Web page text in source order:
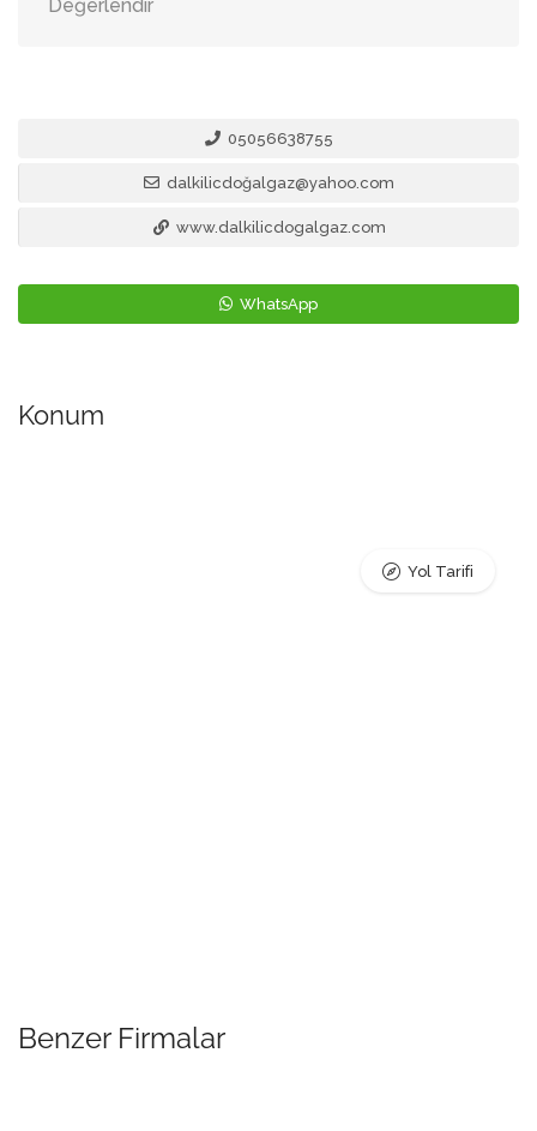
Değerlendir
05056638755
dalkilicdoğalgaz@yahoo.com
www.dalkilicdogalgaz.com
WhatsApp
Konum
Yol Tarifi
Benzer Firmalar